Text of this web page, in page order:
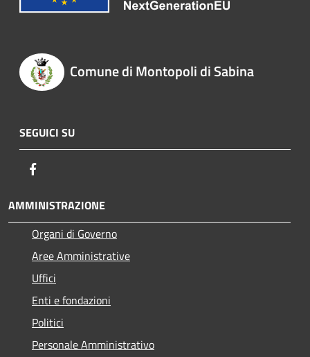
Comune di Montopoli di Sabina
SEGUICI SU
AMMINISTRAZIONE
Organi di Governo
Aree Amministrative
Uffici
Enti e fondazioni
Politici
Personale Amministrativo